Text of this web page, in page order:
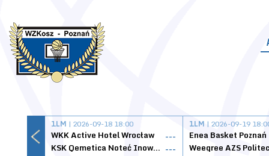
1LM | 2026-09-18 18:00
WKK Active Hotel Wrocław
---
KSK Qemetica Noteć Inowrocław ---
1LM | 2026-09-19
Enea Basket Poznań